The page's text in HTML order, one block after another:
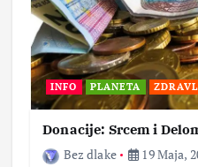
INFO PLANETA
Donacije: Srcem i
Bez dlake
19 Maja,